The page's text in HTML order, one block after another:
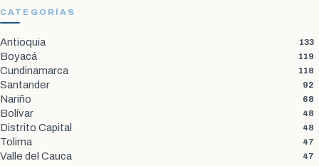
CATEGORÍAS
Antioquia 133
Boyacá 119
Cundinamarca 118
Santander 92
Nariño 68
Bolívar 48
Distrito Capital 48
Tolima 47
Valle del Cauca 47